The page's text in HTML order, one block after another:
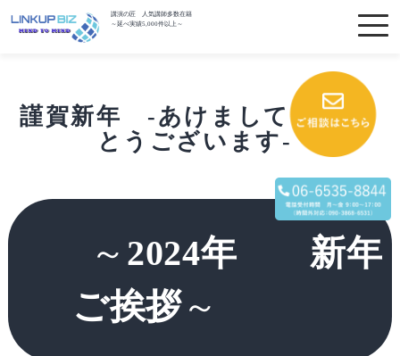
講演の匠 人気講師多数在籍
～延べ実績5,000件以上～
謹賀新年 -あけましておめで
とうございます-
～ 2024年 新年
ご挨拶～